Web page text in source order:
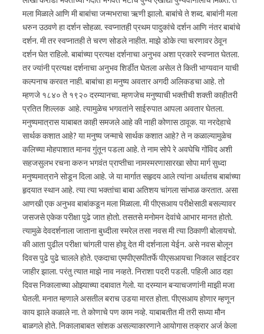
मला मिळाले आणि मी बाबांचा जन्मभराचा ऋणी झालो. बाबांचे ते शब्द. बाबांनी मला
धरुन उठवणे हा दर्शन सोहळा. स्वप्नातही प्रथम पादुकांचे दर्शन आणि नंतर बाबांचे
दर्शन. मी तर स्वप्नातही ते चरण सोडले नाहीत. माझे डोके त्या चरणावर ठेवून
दर्शन घेत राहिलो. बाबांच्या प्रत्यक्ष दर्शनाचा अनुभव अशा प्रकारे स्वप्नात घेतला.
तर ज्यांनी प्रत्यक्ष दर्शनाचा अनुभव शिर्डीत घेतला असेल ते किती भाग्यवान याची
कल्पनाच करवत नाही. बाबांचा हा मनुष्य अवतार अगदी अलिकडचा आहे. तो
म्हणजे १८४० ते १९२० दरम्यानचा. म्हणजेच मनुष्याची भक्तीची शक्ती काहीतरी
प्रतित शिल्लक आहे. त्यामुळेच भगवतांने साईरुपात आपला अवतार घेतला.
मनुष्यमात्रास याबाबत काही समजले आहे की नाही कोणास ठावूक. या नरदेहाचे
सार्थक कशात आहे? या मनुष्य जन्माचे सार्थक कशात आहे? ते न कळाल्यामुळेच
कलिच्या मोहपाशात मानव गुंतून पडला आहे. ते नाम सोपे रे अवघेचि गोंविद अशी
सहजसुलभ रचना करुन भगवंत प्राप्तीचा नामस्मरणासारखा सोपा मार्ग सुध्दा
मनुष्यमात्राने सोडून दिला आहे. जे या मार्गात सहृदय आले त्यांना अर्थातच बाबांच्या
हृदयात स्थान आहे. त्या त्या भक्तांचा बाबा अतिशय चांगला सांभाळ करतात. असा
आणखी एक अनुभव बाबांकडून मला मिळाला. मी पीएसआय परीक्षेसाठी बसल्यावर
जसजसे एकेक परीक्षा पुढे जात होतो. तसतसे मनोमन देवांचे आभार मानत होतो.
त्यामुळे देवदर्शनाला जाताना बुध्दीला स्मरेल तसा नवस मी त्या ठिकाणी बोलायचो.
की आता पुढील परीक्षा चांगली पास होवू देत मी दर्शनाला येईन. असे नवस बोलून
दिवस पुढे पुढे चालले होते. एकदाचा एमपीएसपीतर्फे पीएसआयचा निकाल साईटवर
जाहीर झाला. परंतु त्यात माझे नाव नव्हते. निराशा पदरी पडली. पहिली आठ दहा
दिवस निकालाच्या ओझ्याच्या दबावात गेलो. या दरम्यान बऱ्याचजणांनी माझी मजा
घेतली. मनात म्हणाले असतील बराच उडया मारत होता. पीएसआय होणार म्हणून
काय झाले कळाले ना. ते कोणाचे पण काम नव्हे. याबाबतीत मी तरी सध्या मौन
बाळगले होते. निकालाबाबत सांशक असल्याकारणाने आयोगास तक्रार अर्ज केला